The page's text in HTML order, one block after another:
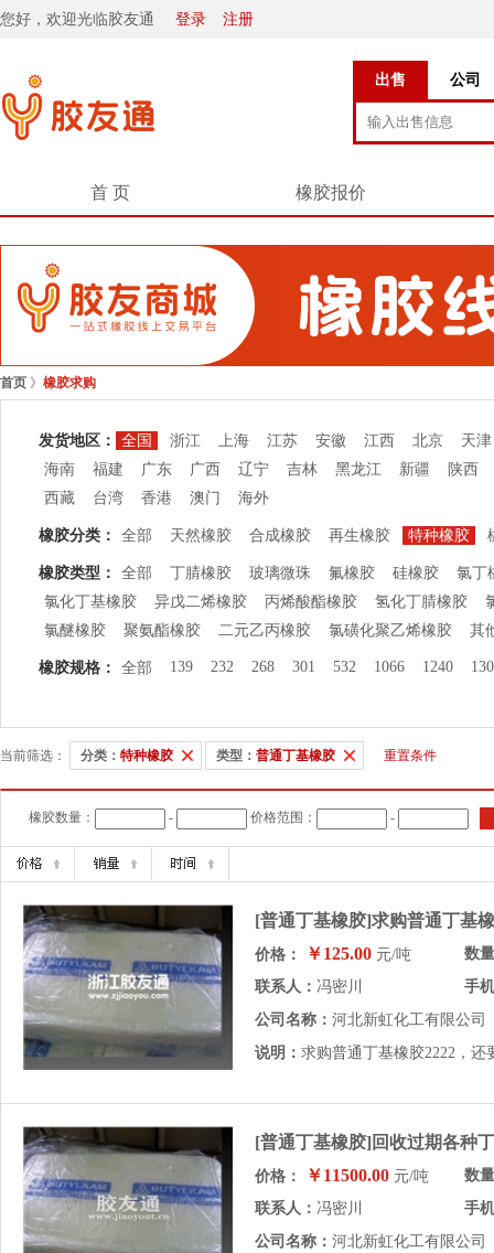
您好，欢迎光临胶友通 登录 注册
出售 公司
首 页 橡胶报价
首页 》 橡胶求购
发货地区： 全国 浙江 上海 江苏 安徽 江西 北京
天津
海南
福建 广东 广西 辽宁 吉林 黑龙江 新疆
陕西
西藏
台湾 香港 澳门 海外
橡胶分类： 全部 天然橡胶 合成橡胶 再生橡胶 特种橡胶
橡胶类型： 全部 丁腈橡胶 玻璃微珠 氟橡胶 硅橡胶
氯丁
氯化丁基橡胶
异戊二烯橡胶 丙烯酸酯橡胶 氢化丁腈橡胶
氯醚橡胶
聚氨酯橡胶 二元乙丙橡胶 氯磺化聚乙烯橡胶 其
橡胶规格： 全部 139 232 268 301 532 1066 1240
当前筛选： 分类： 特种橡胶 类型： 普通丁基橡胶 重置条件
橡胶数量： - 价格范围： -
[普通丁基橡胶]求购普通丁基
价格： ￥125.00 元/吨
数
联系人： 冯密川
手
公司名称： 河北新虹化工有限公司
说明： 求购普通丁基橡胶2222，还
[普通丁基橡胶]回收过期各种
价格： ￥11500.00 元/吨
数
联系人： 冯密川
手
公司名称： 河北新虹化工有限公司